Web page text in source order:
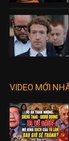
VIDEO MỚI